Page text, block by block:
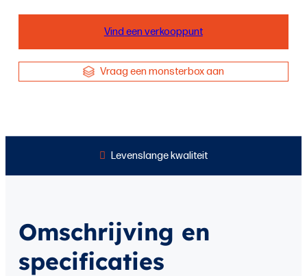
Vind een verkooppunt
Vraag een monsterbox aan
Levenslange kwaliteit
Omschrijving en
specificaties